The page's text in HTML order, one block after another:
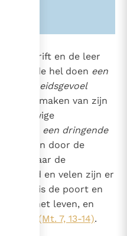
Schrift en de leer
tot de hel doen een
moet maken van zijn
eeuwige
een dringende
binnen door de
die naar de
breed en velen zijn er
toch is de poort en
naar het leven, en
(Mt. 7, 13-14).